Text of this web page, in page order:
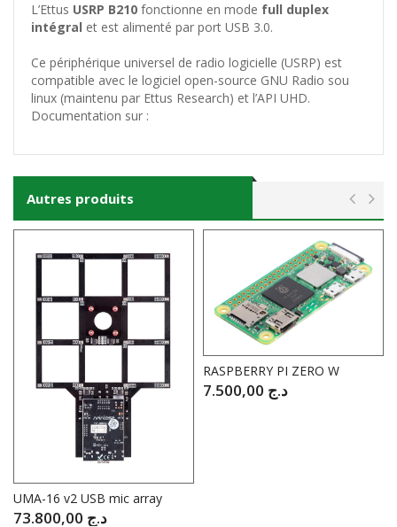
L’Ettus USRP B210 fonctionne en mode full duplex
intégral et est alimenté par port USB 3.0.
Ce périphérique universel de radio logicielle (USRP) est
compatible avec le logiciel open-source GNU Radio sou
linux (maintenu par Ettus Research) et l’API UHD.
Documentation sur :
Autres produits
UMA-16 v2 USB mic array
د.ج
RASPBERRY PI ZERO W
د.ج